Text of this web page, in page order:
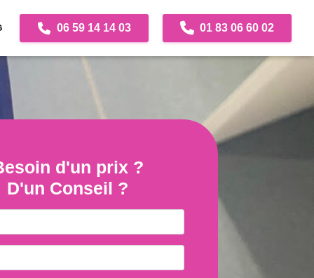
06 59 14 14 03 01 83 06 60 02
d'un prix ?
D'un Conseil ?